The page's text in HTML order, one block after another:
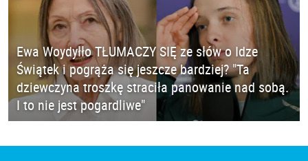
Ewa Woydyłło TŁUMACZY SIĘ ze słów o Idze
Świątek i pogrąża się jeszcze bardziej? "Ta
dziewczyna troszkę straciła panowanie nad sobą.
I to nie jest pogardliwe"